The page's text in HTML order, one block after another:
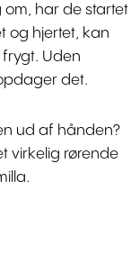
om, har de startet
og hjertet, kan
Uden
det.
ud af hånden?
virkelig rørende